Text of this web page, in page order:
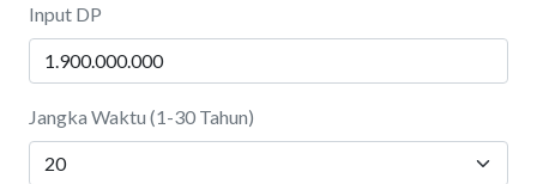
Input DP
Jangka Waktu (1-30 Tahun)